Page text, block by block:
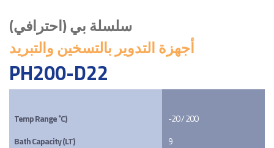
سلسلة بي (احترافي)
أجهزة التدوير بالتسخين والتبريد
PH200-D22
Temp Range ˚C)
Bath Capacity (LT)
-20 / 200
9